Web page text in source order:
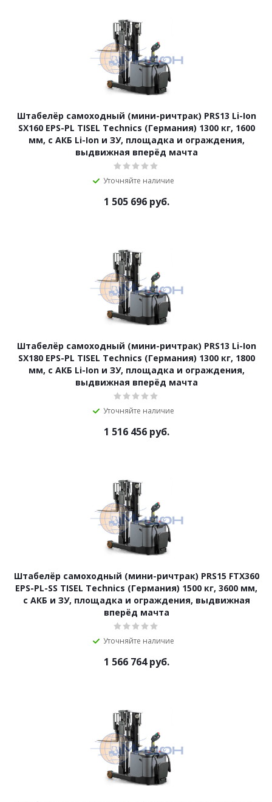
Штабелёр самоходный (мини-ричтрак) PRS13 Li-Ion
SX160 EPS-PL TISEL Technics (Германия) 1300 кг, 1600
мм, с АКБ Li-Ion и ЗУ, площадка и ограждения,
выдвижная вперёд мачта
Уточняйте наличие
1 505 696руб.
Штабелёр самоходный (мини-ричтрак) PRS13 Li-Ion
SX180 EPS-PL TISEL Technics (Германия) 1300 кг, 1800
мм, с АКБ Li-Ion и ЗУ, площадка и ограждения,
выдвижная вперёд мачта
Уточняйте наличие
1 516 456руб.
Штабелёр самоходный (мини-ричтрак) PRS15 FTX360
EPS-PL-SS TISEL Technics (Германия) 1500 кг, 3600 мм,
с АКБ и ЗУ, площадка и ограждения, выдвижная
вперёд мачта
Уточняйте наличие
1 566 764руб.